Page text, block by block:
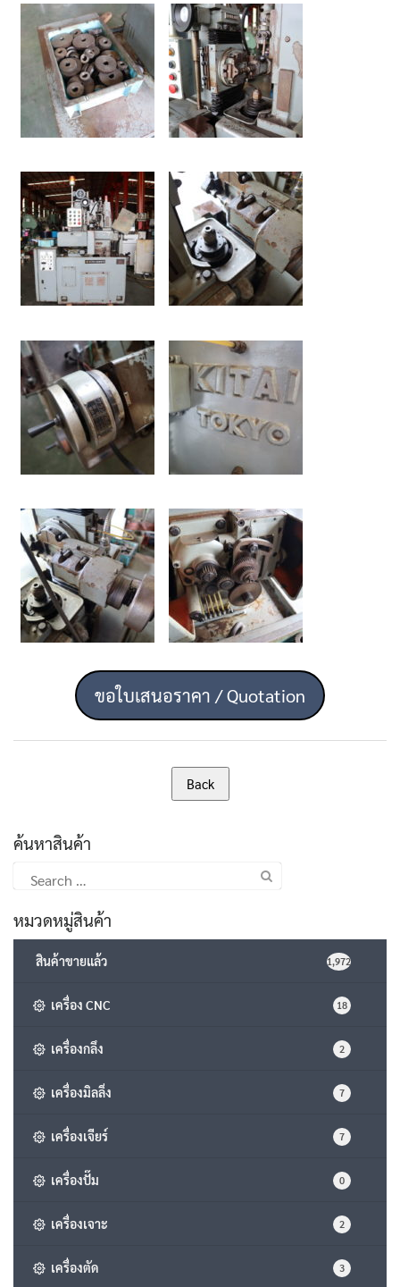
ขอใบเสนอราคา / Quotation
ค้นหาสินค้า
for:
หมวดหมู่สินค้า
สินค้าขายแล้ว 1,972
เครื่อง CNC 18
เครื่องกลึง 2
เครื่องมิลลิ่ง 7
เครื่องเจียร์ 7
เครื่องปั๊ม 0
เครื่องเจาะ 2
เครื่องตัด 3